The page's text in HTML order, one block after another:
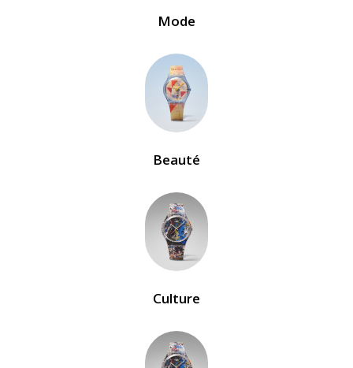
Mode
Beauté
Culture